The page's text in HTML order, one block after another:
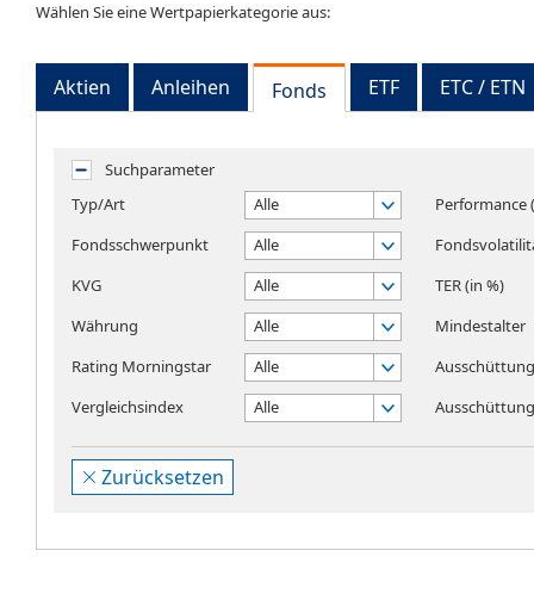
Wählen Sie eine Wertpapierkategorie aus:
Aktien Anleihen Fonds ETF ETC / ETN
Suchparameter
Typ/Art
Alle
Fondsschwerpunkt
Alle
KVG
Alle
Währung
Alle
Rating Morningstar
Alle
Vergleichsindex
Alle
Performance
TER (in %)
Mindestalter
Zurücksetzen